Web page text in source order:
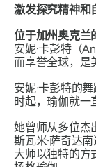
激发探究精神和
位于加州奥克兰
安妮·卡彭特（
而享誉全球，是
安妮·卡彭特的
时起，瑜伽就一
她曾师从多位杰
斯瓦米·萨奇达
大师以独特的方